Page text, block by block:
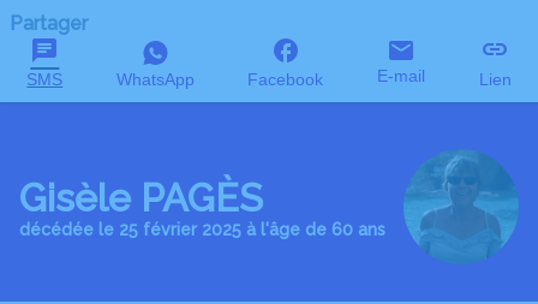
Partager
SMS WhatsApp Facebook E-mail Lien
Gisèle PAGÈS
décédée le 25 février 2025 à l'âge de 60 ans